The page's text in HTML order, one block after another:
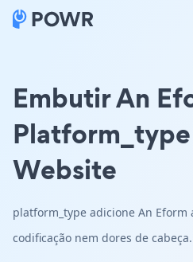
Embutir An
Website
platform_type adicione An Eform
codificação nem dores de cabeça.